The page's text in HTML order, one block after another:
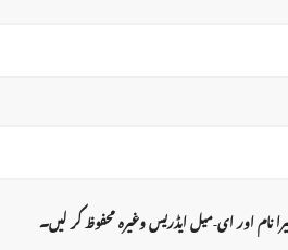
نام اور ای-میل ایڈریس وغیرہ محفوظ کر لیں۔